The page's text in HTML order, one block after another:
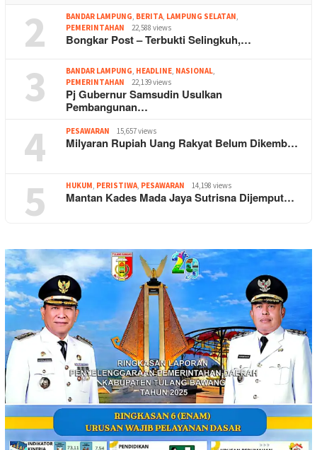
2 BANDAR LAMPUNG, BERITA, LAMPUNG SELATAN,
PEMERINTAHAN
22,588 views
Bongkar Post – Terbukti Selingkuh,…
3 BANDAR LAMPUNG, HEADLINE, NASIONAL,
PEMERINTAHAN
22,139 views
Pj Gubernur Samsudin Usulkan
Pembangunan…
4 PESAWARAN 15,657 views
Milyaran Rupiah Uang Rakyat Belum Dikemb…
5 HUKUM, PERISTIWA, PESAWARAN 14,198 views
Mantan Kades Mada Jaya Sutrisna Dijemput…